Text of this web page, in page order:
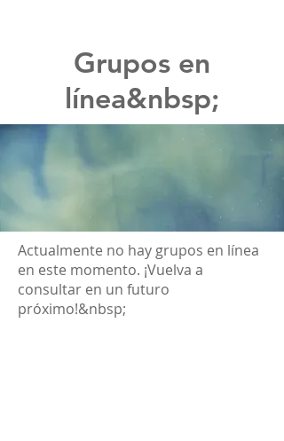
Grupos en
línea&nbsp;
Actualmente no hay grupos en línea
en este momento. ¡Vuelva a
consultar en un futuro
próximo!&nbsp;